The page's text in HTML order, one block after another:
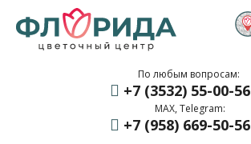
По любым вопросам:
+7 (3532) 55-00-56
MAX, Telegram:
+7 (958) 669-50-56